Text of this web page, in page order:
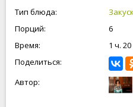
Тип блюда:
Порций:
6
Время:
1 ч.
Поделиться:
Автор: